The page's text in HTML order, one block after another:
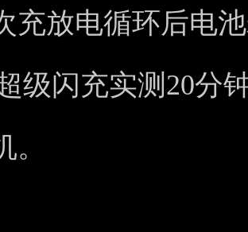
充放电循环后电
级闪充实测20分